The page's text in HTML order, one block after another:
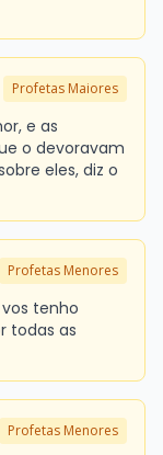
Profetas Maiores
e as
o devoravam
eles, diz o
Profetas Menores
tenho
todas as
Profetas Menores